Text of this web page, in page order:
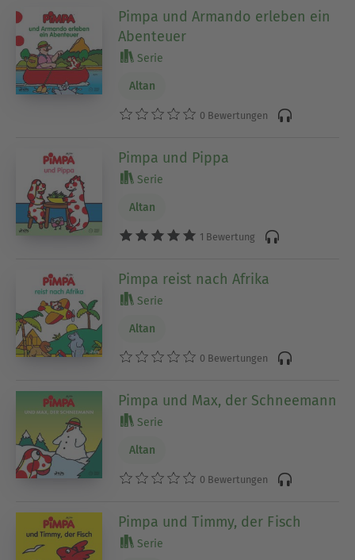
Pimpa und Armando erleben ein
Abenteuer
Serie
Altan
0 Bewertungen
Pimpa und Pippa
Serie
Altan
1 Bewertung
Pimpa reist nach Afrika
Serie
Altan
0 Bewertungen
Pimpa und Max, der Schneemann
Serie
Altan
0 Bewertungen
Pimpa und Timmy, der Fisch
Serie